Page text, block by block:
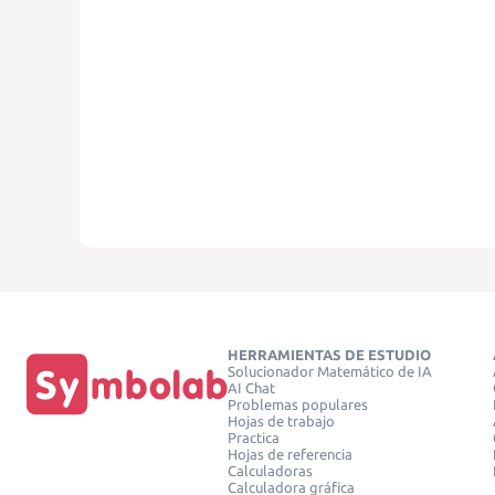
HERRAMIENTAS DE ESTUDIO
Solucionador Matemático de IA
AI Chat
Problemas populares
Hojas de trabajo
Practica
Hojas de referencia
Calculadoras
Calculadora gráfica